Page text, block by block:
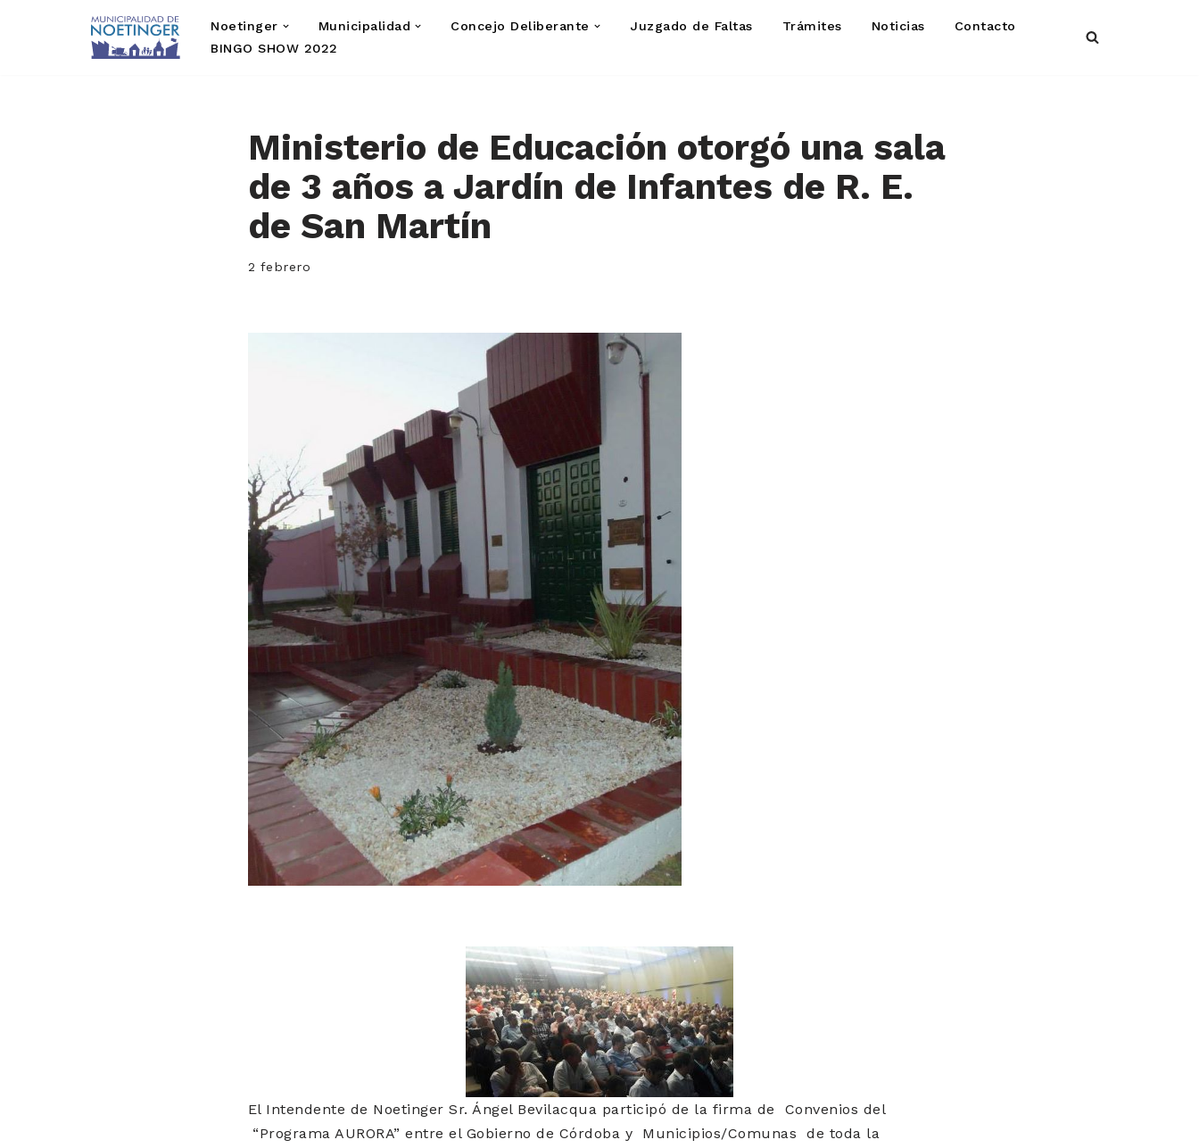
Noetinger Municipalidad Concejo Deliberante Juzgado de Faltas Trámites Noticias
Contacto
BINGO SHOW 2022
Ministerio de Educación otorgó una sala
de 3 años a Jardín de Infantes de R. E.
de San Martín
2 febrero
El Intendente de Noetinger Sr. Ángel Bevilacqua participó de la firma de Convenios del
“Programa AURORA” entre el Gobierno de Córdoba y Municipios/Comunas de toda la